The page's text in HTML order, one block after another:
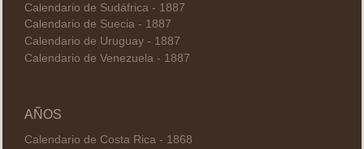
Calendario de Sudáfrica - 1887
Calendario de Suecia - 1887
Calendario de Uruguay - 1887
Calendario de Venezuela - 1887
AÑOS
Calendario de Costa Rica - 1868